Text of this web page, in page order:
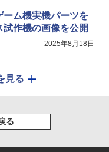
ーム機実機パーツを
作機の画像を公開
2025年8月18日
見る
る